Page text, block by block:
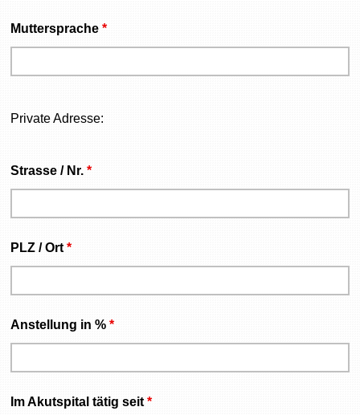
Muttersprache*
Private Adresse:
Strasse / Nr.*
PLZ / Ort*
Anstellung in %*
Im Akutspital tätig seit*